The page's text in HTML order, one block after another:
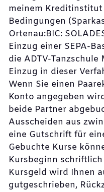
meinem
Bedingungen
Ortenau:BIC:
Einzug einer SEPA-
die ADTV-Tanzschule
Einzug in dieser
Wenn Sie einen
Konto angegeben
beide Partner
Ausscheiden aus
eine Gutschrift für
Gebuchte Kurse
Kursbeginn
Kursgeld wird Ihnen
gutgeschrieben,